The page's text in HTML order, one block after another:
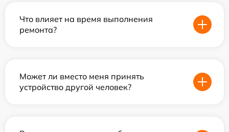
Что влияет на время выполнения
ремонта?
Может ли вместо меня принять
устройство другой человек?